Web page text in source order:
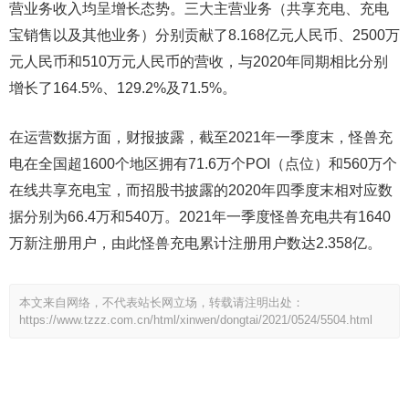
营业务收入均呈增长态势。三大主营业务（共享充电、充电
宝销售以及其他业务）分别贡献了8.168亿元人民币、2500万
元人民币和510万元人民币的营收，与2020年同期相比分别
增长了164.5%、129.2%及71.5%。
在运营数据方面，财报披露，截至2021年一季度末，怪兽充
电在全国超1600个地区拥有71.6万个POI（点位）和560万个
在线共享充电宝，而招股书披露的2020年四季度末相对应数
据分别为66.4万和540万。2021年一季度怪兽充电共有1640
万新注册用户，由此怪兽充电累计注册用户数达2.358亿。
本文来自网络，不代表站长网立场，转载请注明出处：
https://www.tzzz.com.cn/html/xinwen/dongtai/2021/0524/5504.html